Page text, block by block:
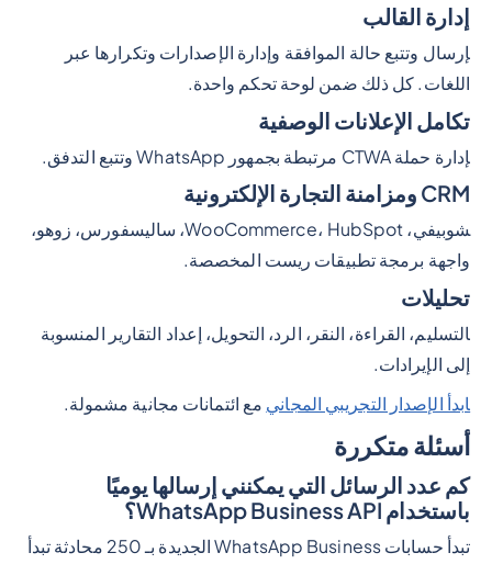
إدارة القالب
إرسال وتتبع حالة الموافقة وإدارة الإصدارات وتكرارها عبر
اللغات. كل ذلك ضمن لوحة تحكم واحدة.
تكامل الإعلانات الوصفية
إدارة حملة CTWA مرتبطة بجمهور WhatsApp وتتبع التدفق.
CRM ومزامنة التجارة الإلكترونية
شوبيفي، WooCommerce، HubSpot، ساليسفورس، زوهو،
واجهة برمجة تطبيقات ريست المخصصة.
تحليلات
التسليم، القراءة، النقر، الرد، التحويل، إعداد التقارير المنسوبة
إلى الإيرادات.
ابدأ الإصدار التجريبي المجاني مع ائتمانات مجانية مشمولة.
أسئلة متكررة
كم عدد الرسائل التي يمكنني إرسالها يوميًا
باستخدام WhatsApp Business API؟
تبدأ حسابات WhatsApp Business الجديدة بـ 250 محادثة تبدأ